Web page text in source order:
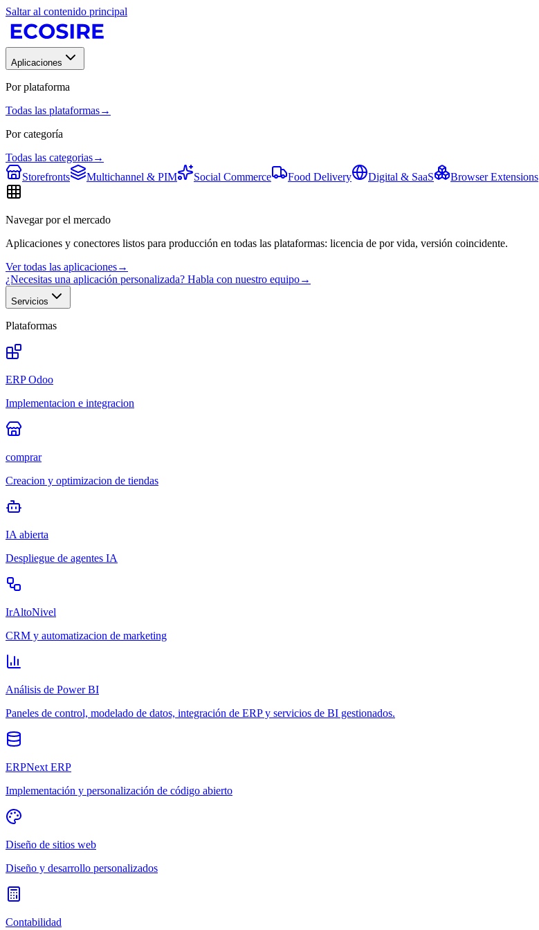
Saltar al contenido principal
Aplicaciones
Por plataforma
Todas las plataformas→
Por categoría
Todas las categorias→
Storefronts
Multichannel & PIM Social Commerce Food Delivery Digital & SaaS Browser Extensions
Navegar por el mercado
Aplicaciones y conectores listos para producción en todas las plataformas: licencia de por vida, versión coincidente.
Ver todas las aplicaciones→
¿Necesitas una aplicación personalizada? Habla con nuestro equipo→
Servicios
Plataformas
ERP Odoo
Implementacion e integracion
comprar
Creacion y optimizacion de tiendas
IA abierta
Despliegue de agentes IA
IrAltoNivel
CRM y automatizacion de marketing
Análisis de Power BI
Paneles de control, modelado de datos, integración de ERP y servicios de BI gestionados.
ERPNext ERP
Implementación y personalización de código abierto
Diseño de sitios web
Diseño y desarrollo personalizados
Contabilidad